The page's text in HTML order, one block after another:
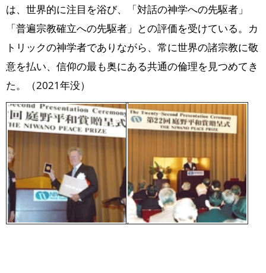
は、世界的に注目を浴び、「対話の神学への先駆者」
「普遍宗教確立への先駆者」との評価を受けている。カ
トリックの神学者でありながら、常に世界の諸宗教に敬
意を払い、信仰の最も奥にある共通の倫理を見つめてき
た。（2021年没）